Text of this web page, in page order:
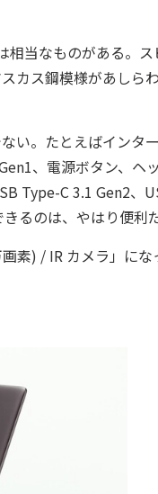
当なものがある。
カス鋼模様があしら
い。たとえばインタ
、電源ボタン、ヘ
Type-C 3.1 Gen2、
るのは、やはり便利だ
素) / IR カメラ」に